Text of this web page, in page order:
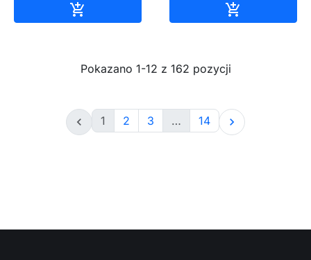
 
Pokazano 1-12 z 162 pozycji
 1 2 3 … 14 